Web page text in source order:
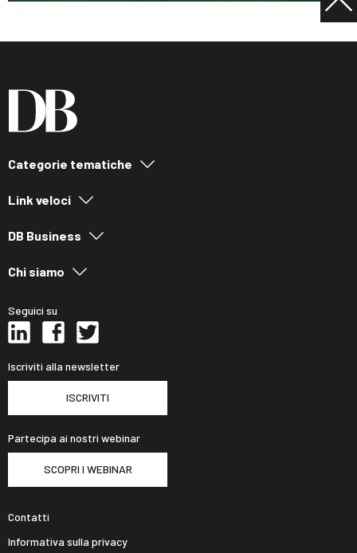
Categorie tematiche
Link veloci
DB Business
Chi siamo
Seguici su
Iscriviti alla newsletter
ISCRIVITI
Partecipa ai nostri webinar
SCOPRI I WEBINAR
Contatti
Informativa sulla privacy